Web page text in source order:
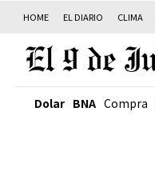
HOME EL DIARIO CLIMA
Dolar BNA Compra